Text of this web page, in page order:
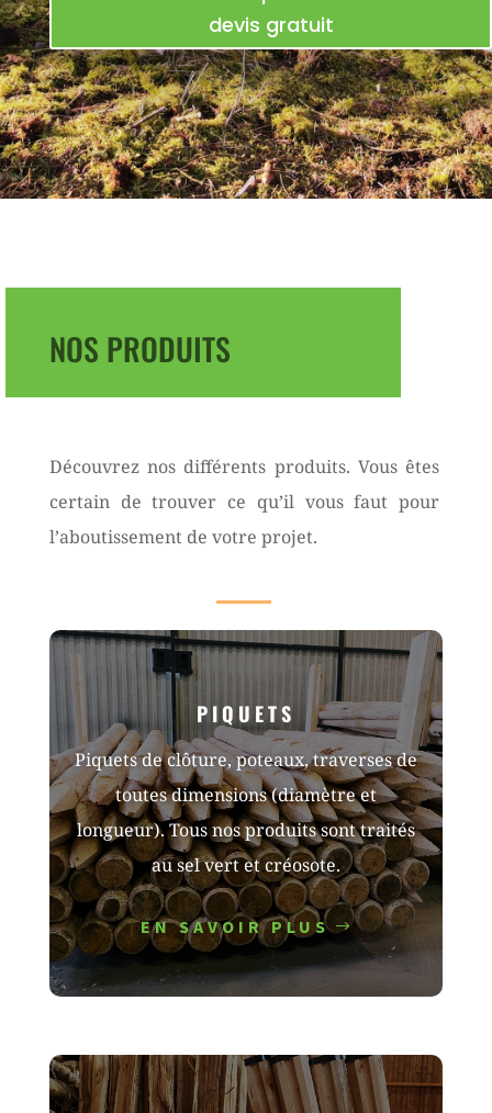
devis gratuit
NOS PRODUITS
Découvrez nos différents produits. Vous êtes
certain de trouver ce qu’il vous faut pour
l’aboutissement de votre projet.
PIQUETS
Piquets de clôture, poteaux, traverses de
toutes dimensions (diamètre et
longueur). Tous nos produits sont traités
au sel vert et créosote.
EN SAVOIR PLUS